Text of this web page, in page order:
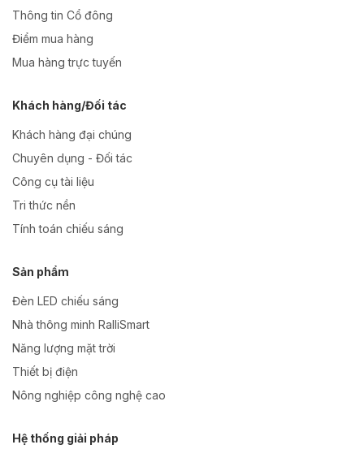
Thông tin Cổ đông
Điểm mua hàng
Mua hàng trực tuyến
Khách hàng/Đối tác
Khách hàng đại chúng
Chuyên dụng - Đối tác
Công cụ tài liệu
Tri thức nền
Tính toán chiếu sáng
Sản phẩm
Đèn LED chiếu sáng
Nhà thông minh RalliSmart
Năng lượng mặt trời
Thiết bị điện
Nông nghiệp công nghệ cao
Hệ thống giải pháp